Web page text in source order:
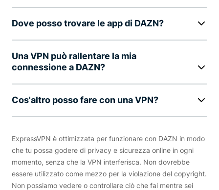
Dove posso trovare le app di DAZN?
Una VPN può rallentare la mia
connessione a DAZN?
Cos'altro posso fare con una VPN?
ExpressVPN è ottimizzata per funzionare con DAZN in modo
che tu possa godere di privacy e sicurezza online in ogni
momento, senza che la VPN interferisca. Non dovrebbe
essere utilizzato come mezzo per la violazione del copyright.
Non possiamo vedere o controllare ciò che fai mentre sei